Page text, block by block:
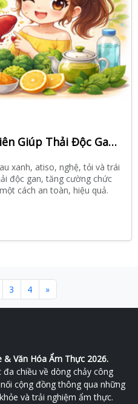
Các Thực Phẩm Tự Nhiên Giúp Thải Độc Gan Hiệu Quả Và An Toàn
xanh, atiso, nghệ, tỏi và trái
độc gan, tăng cường chức
cách an toàn, hiệu quả.
3 4 »
& Văn Hóa Ẩm Thực 2026.
chiều về dòng chảy công
cộng đồng thông qua những
và trải nghiệm ẩm thực.